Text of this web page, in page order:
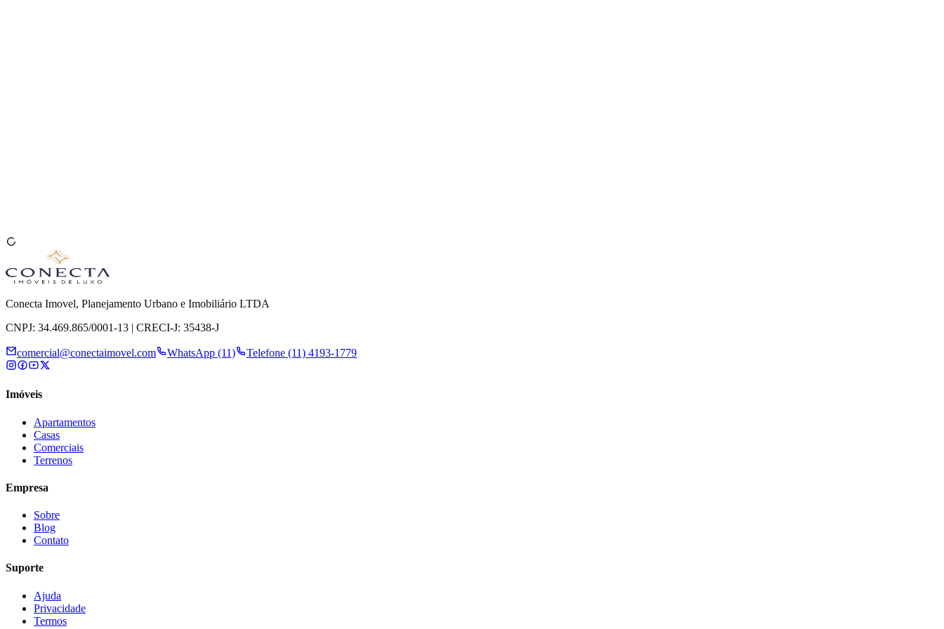
Conecta Imovel, Planejamento Urbano e Imobiliário LTDA
CNPJ: 34.469.865/0001-13 | CRECI-J: 35438-J
comercial@conectaimovel.com WhatsApp (11) Telefone (11) 4193-1779
Imóveis
Apartamentos
Casas
Comerciais
Terrenos
Empresa
Sobre
Blog
Contato
Suporte
Ajuda
Privacidade
Termos